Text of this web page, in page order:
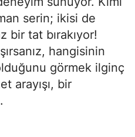
serin; ikisi de
bir tat bırakıyor!
hangisinin
görmek ilginç
arayışı, bir